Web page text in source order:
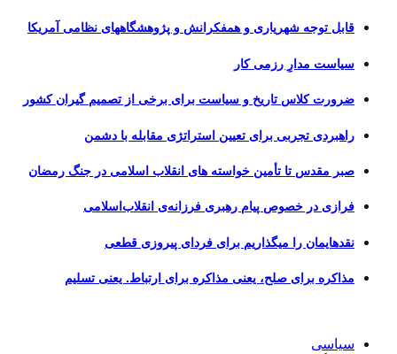
قابل توجه شهریاری و همفکرانش و پژوهشگاههای نظامی آمریکا
سیاست مدارِ رزمی کار
ضرورت کلاس تاریخ و سیاست برای برخی از تصمیم گیران کشور
راهبردی تجربی برای تعیین استراتژی مقابله با دشمن
صبر مقدس تا تأمین خواسته های انقلاب اسلامی در جنگ رمضان
فرازی در خصوص پیام رهبری فرزانه‌ی انقلاب‌اسلامی
نقدهایمان را میگذاریم برای فردای پیروزی قطعی
مذاکره برای صلح، یعنی مذاکره برای ارتباط. یعنی تسلیم
سیاسی